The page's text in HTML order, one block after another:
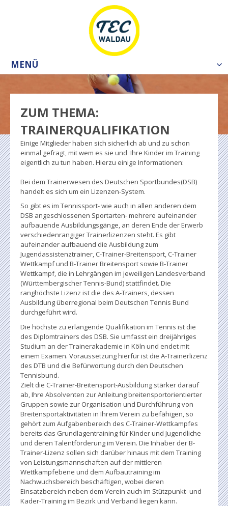
MENÜ
ZUM THEMA:
TRAINERQUALIFIKATION
Einige Mitglieder haben sich sicherlich ab und zu schon
einmal gefragt, mit wem es sie und Ihre Kinder im Training
eigentlich zu tun haben. Hierzu einige Informationen:
Bei dem Trainerwesen des Deutschen Sportbundes(DSB)
handelt es sich um ein Lizenzen-System.
So gibt es im Tennissport- wie auch in allen anderen dem
DSB angeschlossenen Sportarten- mehrere aufeinander
aufbauende Ausbildungsgänge, an deren Ende der Erwerb
verschiedenrangiger Trainerlizenzen steht. Es gibt
aufeinander aufbauend die Ausbildung zum
Jugendassistenztrainer, C-Trainer-Breitensport, C-Trainer
Wettkampf und B-Trainer Breitensport sowie B-Trainer
Wettkampf, die in Lehrgängen im jeweiligen Landesverband
(Württembergischer Tennis-Bund) stattfindet. Die
ranghöchste Lizenz ist die des A-Trainers, dessen
Ausbildung überregional beim Deutschen Tennis Bund
durchgeführt wird.
Die höchste zu erlangende Qualifikation im Tennis ist die
des Diplomtrainers des DSB. Sie umfasst ein dreijähriges
Studium an der Trainerakademie in Köln und endet mit
einem Examen. Voraussetzung hierfür ist die A-Trainerlizenz
des DTB und die Befürwortung durch den Deutschen
Tennisbund.
Zielt die C-Trainer-Breitensport-Ausbildung stärker darauf
ab, Ihre Absolventen zur Anleitung breitensportorientierter
Gruppen sowie zur Organisation und Durchführung von
Breitensportaktivitäten in Ihrem Verein zu befähigen, so
gehört zum Aufgabenbereich des C-Trainer-Wettkampfes
bereits das Grundlagentraining für Kinder und Jugendliche
und deren Talentförderung im Verein. Die Inhaber der B-
Trainer-Lizenz sollen sich darüber hinaus mit dem Training
von Leistungsmannschaften auf der mittleren
Wettkampfebene und dem Aufbautraining im
Nachwuchsbereich beschäftigen, wobei deren
Einsatzbereich neben dem Verein auch im Stützpunkt- und
Kader-Training im Bezirk und Verband liegen kann.